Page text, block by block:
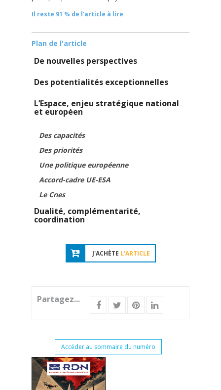
Il reste 91 % de l'article à lire
Plan de l'article
De nouvelles perspectives
Des potentialités exceptionnelles
L’Espace, enjeu stratégique national
et européen
Des capacités
Des priorités
Une politique européenne
Accord-cadre UE-ESA
Le Cnes
Dualité, complémentarité,
coordination
J'ACHÈTE L'ARTICLE
Partagez...
Accéder au sommaire du numéro